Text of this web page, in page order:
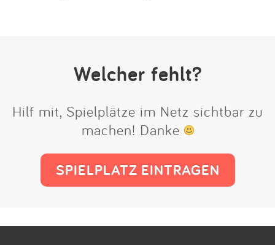
Welcher fehlt?
Hilf mit, Spielplätze im Netz sichtbar zu
machen! Danke
SPIELPLATZ EINTRAGEN